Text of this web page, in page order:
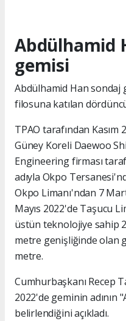
Abdülhamid
gemisi
Abdülhamid Han sondaj
filosuna katılan
TPAO tarafından Kasım
Güney Koreli Daewoo
Engineering firması
adıyla Okpo
Okpo Limanı'ndan 7
Mayıs 2022'de Taşucu
üstün teknolojiye sahip
metre genişliğinde olan
metre.
Cumhurbaşkanı Recep
2022'de geminin adının
belirlendiğini açıkladı.